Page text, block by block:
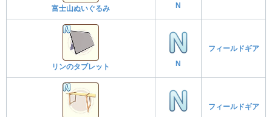
富士山ぬいぐるみ N
リンのタブレット N
フィールドギア
フィールドギア